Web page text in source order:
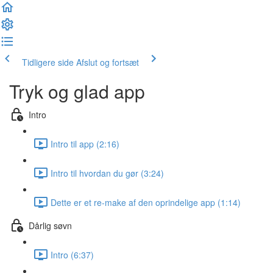
Tidligere side Afslut og fortsæt
Tryk og glad app
Intro
Intro til app (2:16)
Intro til hvordan du gør (3:24)
Dette er et re-make af den oprindelige app (1:14)
Dårlig søvn
Intro (6:37)